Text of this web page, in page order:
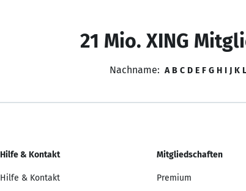
21 Mio. XING
Nachname: A B C D E F G H I J K L
Hilfe & Kontakt
Hilfe & Kontakt
Mitgliedschaften
Premium